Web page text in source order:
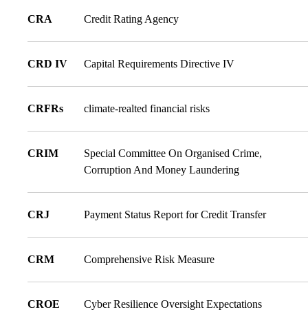
CRA Credit Rating Agency
CRD IV Capital Requirements Directive IV
CRFRs climate-realted financial risks
CRIM
Special Committee On Organised Crime,
Corruption And Money Laundering
CRJ Payment Status Report for Credit Transfer
CRM Comprehensive Risk Measure
CROE Cyber Resilience Oversight Expectations